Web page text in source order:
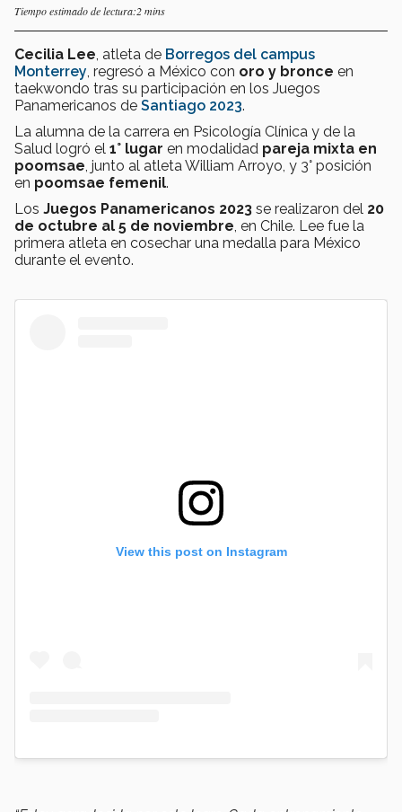
Tiempo estimado de lectura:2 mins
Cecilia Lee , atleta de Borregos del campus
Monterrey , regresó a México con oro y bronce en
taekwondo tras su participación en los Juegos
Panamericanos de Santiago 2023.
La alumna de la carrera en Psicología Clínica y de la
Salud logró el 1° lugar en modalidad pareja mixta en
poomsae , junto al atleta William Arroyo, y 3° posición
en poomsae femenil.
Los Juegos Panamericanos 2023 se realizaron del 20
de octubre al 5 de noviembre , en Chile. Lee fue la
primera atleta en cosechar una medalla para México
durante el evento.
View this post on Instagram